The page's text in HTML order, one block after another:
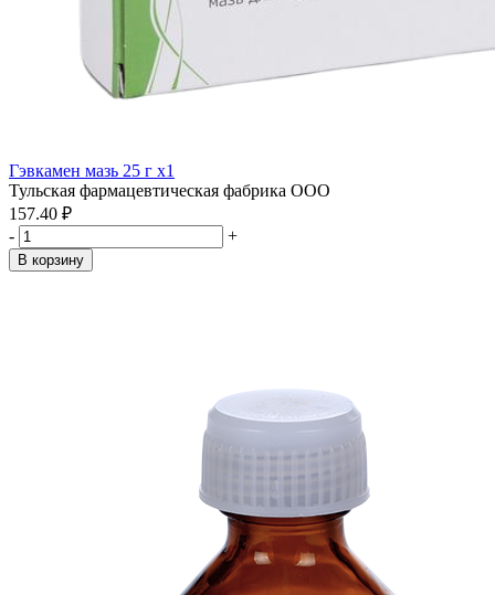
Гэвкамен мазь 25 г x1
Тульская фармацевтическая фабрика ООО
157.40 ₽
-
+
В корзину